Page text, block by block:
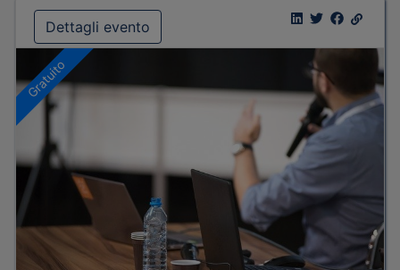
Dettagli evento
Gratuito